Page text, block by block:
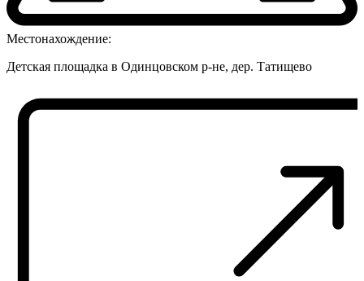
Местонахождение:
Детская площадка в Одинцовском р-не, дер. Татищево